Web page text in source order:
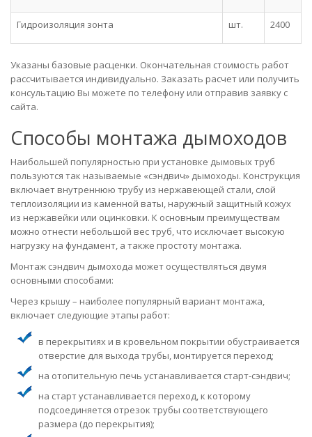
Гидроизоляция зонта шт. 2400
Указаны базовые расценки. Окончательная стоимость работ
рассчитывается индивидуально. Заказать расчет или получить
консультацию Вы можете по телефону или отправив заявку с
сайта.
Способы монтажа дымоходов
Наибольшей популярностью при установке дымовых труб
пользуются так называемые «сэндвич» дымоходы. Конструкция
включает внутреннюю трубу из нержавеющей стали, слой
теплоизоляции из каменной ваты, наружный защитный кожух
из нержавейки или оцинковки. К основным преимуществам
можно отнести небольшой вес труб, что исключает высокую
нагрузку на фундамент, а также простоту монтажа.
Монтаж сэндвич дымохода может осуществляться двумя
основными способами:
Через крышу – наиболее популярный вариант монтажа,
включает следующие этапы работ:
в перекрытиях и в кровельном покрытии обустраивается
отверстие для выхода трубы, монтируется переход;
на отопительную печь устанавливается старт-сэндвич;
на старт устанавливается переход, к которому
подсоединяется отрезок трубы соответствующего
размера (до перекрытия);